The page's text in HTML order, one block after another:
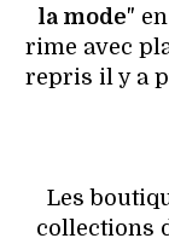
la mode"
rime avec
repris il y a
Les
collections